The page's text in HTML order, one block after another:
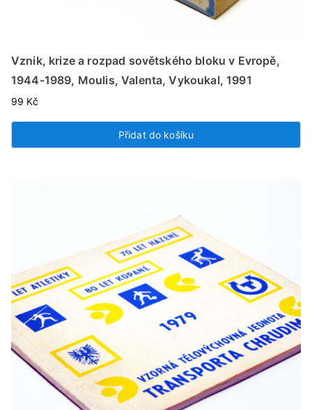
Vznik, krize a rozpad sovětského bloku v Evropě,
1944-1989, Moulis, Valenta, Vykoukal, 1991
99 Kč
Přidat do košíku